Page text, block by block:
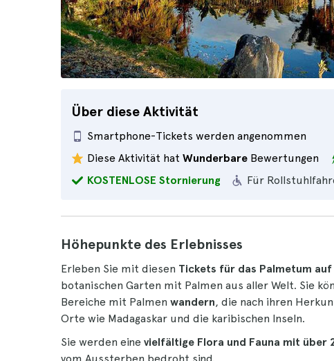
Über diese Aktivität
Smartphone-Tickets werden angenommen
Für
Diese Aktivität hat Wunderbare Bewertungen
KOSTENLOSE Stornierung
Höhepunkte des Erlebnisses
Erleben Sie mit diesen Tickets für das Palmetum
botanischen Garten mit Palmen aus aller Welt. Sie
Bereiche mit Palmen wandern, die nach ihren
Orte wie Madagaskar und die karibischen Inseln.
Sie werden eine vielfältige Flora und Fauna mit über